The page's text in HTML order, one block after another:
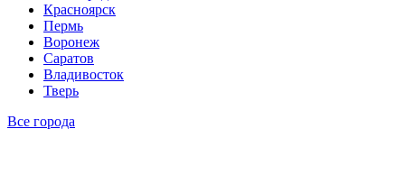
Красноярск
Пермь
Воронеж
Саратов
Владивосток
Тверь
Все города